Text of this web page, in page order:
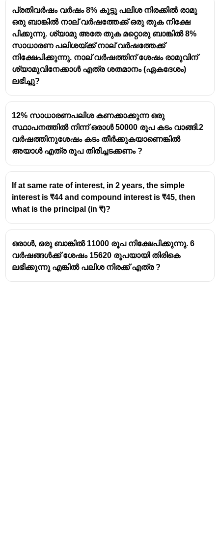
1 rs = 100 പൈസ
1 =
\frac{100\times1\times{R}}
{100\times12}
1 = 100 ×12
100×1×R
R = \frac{1
\times12\times100}
{100}
= 100
1×12×100
=12
= 12
പ്രതിവർഷം വർഷം 8% കൂട്ടു പലിശ നിരക്കിൽ രാമു
ഒരു ബാങ്കിൽ നാല് വർഷത്തേക്ക് ഒരു തുക നിക്ഷേ
പിക്കുന്നു. ശ്യാമു അതേ തുക മറ്റൊരു ബാങ്കിൽ 8%
സാധാരണ പലിശയ്ക്ക് നാല് വർഷത്തേക്ക്
നിക്ഷേപിക്കുന്നു. നാല് വർഷത്തിന് ശേഷം രാമുവിന്
ശ്യാമുവിനേക്കാൾ എത്ര ശതമാനം (ഏകദേശം)
ലഭിച്ചു?
12% സാധാരണപലിശ കണക്കാക്കുന്ന ഒരു
സ്ഥാപനത്തിൽ നിന്ന് ഒരാൾ 50000 രൂപ കടം വാങ്ങി.2
വർഷത്തിനുശേഷം കടം തീർക്കുകയാണെങ്കിൽ
അയാൾ എത്ര രൂപ തിരിച്ചടക്കണം ?
If at same rate of interest, in 2 years, the simple
interest is ₹44 and compound interest is ₹45, then
what is the principal (in ₹)?
ഒരാൾ, ഒരു ബാങ്കിൽ 11000 രൂപ നിക്ഷേപിക്കുന്നു. 6
വർഷങ്ങൾക്ക് ശേഷം 15620 രൂപയായി തിരികെ
ലഭിക്കുന്നു എങ്കിൽ പലിശ നിരക്ക് എത്ര ?